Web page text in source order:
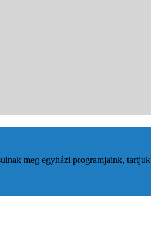
meg egyházi programjaink,